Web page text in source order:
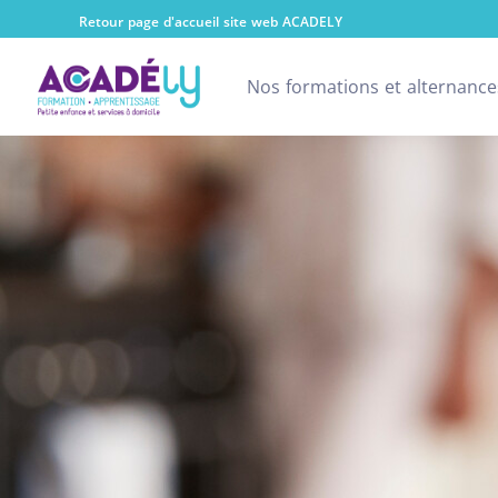
Retour page d'accueil site web ACADELY
Nos formations et